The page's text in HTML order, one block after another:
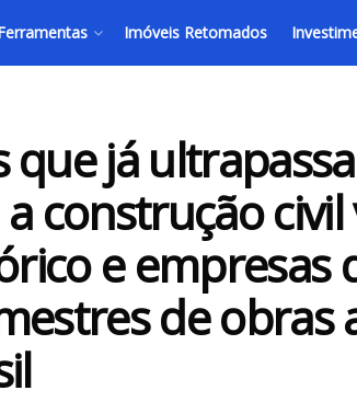
Imóveis Retomados
que já
construção
e
de obras